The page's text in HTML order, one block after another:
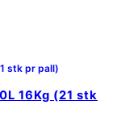
16Kg (21 stk